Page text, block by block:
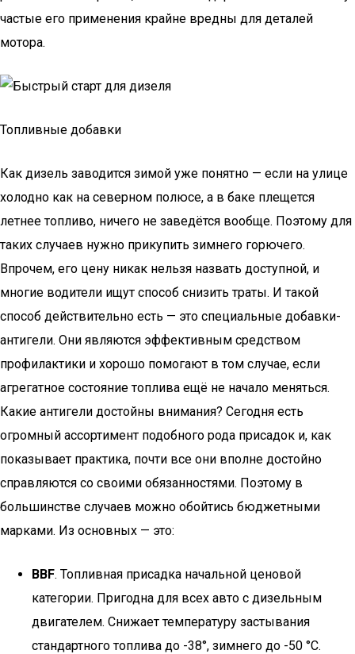
частые его применения крайне вредны для деталей
мотора.
Топливные добавки
Как дизель заводится зимой уже понятно — если на улице
холодно как на северном полюсе, а в баке плещется
летнее топливо, ничего не заведётся вообще. Поэтому для
таких случаев нужно прикупить зимнего горючего.
Впрочем, его цену никак нельзя назвать доступной, и
многие водители ищут способ снизить траты. И такой
способ действительно есть — это специальные добавки-
антигели. Они являются эффективным средством
профилактики и хорошо помогают в том случае, если
агрегатное состояние топлива ещё не начало меняться.
Какие антигели достойны внимания? Сегодня есть
огромный ассортимент подобного рода присадок и, как
показывает практика, почти все они вполне достойно
справляются со своими обязанностями. Поэтому в
большинстве случаев можно обойтись бюджетными
марками. Из основных — это:
BBF. Топливная присадка начальной ценовой
категории. Пригодна для всех авто с дизельным
двигателем. Снижает температуру застывания
стандартного топлива до -38°, зимнего до -50 °C.